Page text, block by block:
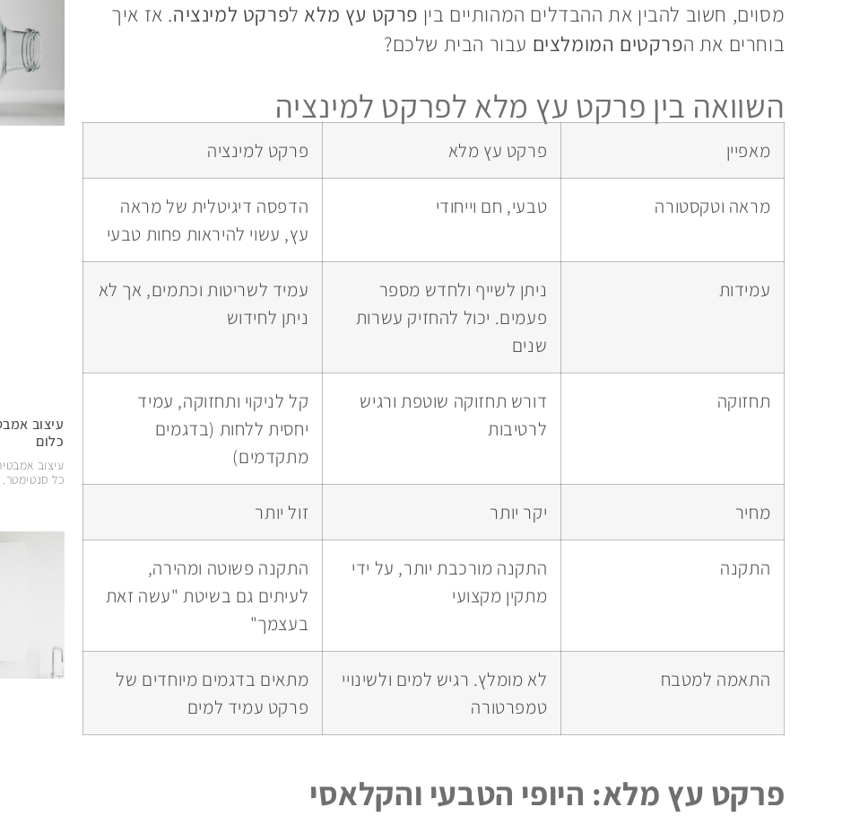
מסוים, חשוב להבין את ההבדלים המהותיים בין פרקט עץ מלא לפרקט למינציה. אז איך
בוחרים את הפרקטים המומלצים עבור הבית שלכם?
השוואה בין פרקט עץ מלא לפרקט למינציה
מאפיין פרקט עץ מלא פרקט למינציה
מראה וטקסטורה טבעי, חם וייחודי
הדפסה דיגיטלית של מראה
עץ, עשוי להיראות פחות טבעי
עמידות
ניתן לשייף ולחדש מספר
פעמים. יכול להחזיק עשרות
שנים
עמיד לשריטות וכתמים, אך לא
ניתן לחידוש
תחזוקה
דורש תחזוקה שוטפת ורגיש
לרטיבות
קל לניקוי ותחזוקה, עמיד
יחסית ללחות (בדגמים
מתקדמים)
מחיר יקר יותר זול יותר
התקנה
התקנה מורכבת יותר, על ידי
מתקין מקצועי
התקנה פשוטה ומהירה,
לעיתים גם בשיטת "עשה זאת
בעצמך"
התאמה למטבח
לא מומלץ. רגיש למים ולשינויי
טמפרטורה
מתאים בדגמים מיוחדים של
פרקט עמיד למים
פרקט עץ מלא: היופי הטבעי והקלאסי
עיצוב
כלום
עיצוב
כל סנטימטר.